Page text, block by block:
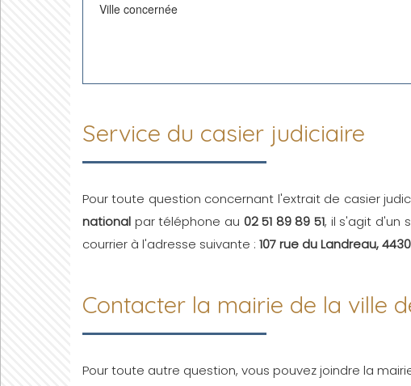
Ville concernée
Service du casier judiciaire
Pour toute question concernant l'extrait de casier
national par téléphone au 02 51 89 89 51, il s'agit d'un
courrier à l'adresse suivante : 107 rue du Landreau,
Contacter la mairie de la ville
Pour toute autre question, vous pouvez joindre la mairie